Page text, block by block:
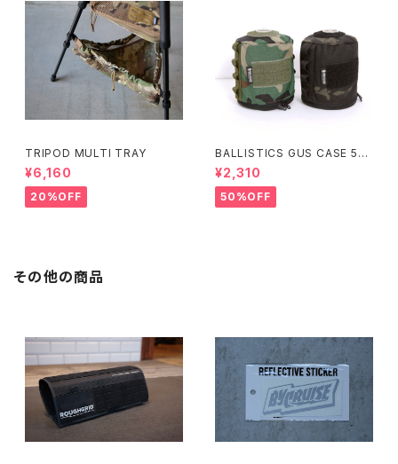
TRIPOD MULTI TRAY
¥6,160
20%OFF
BALLISTICS GUS CASE 50
0
¥2,310
50%OFF
その他の商品